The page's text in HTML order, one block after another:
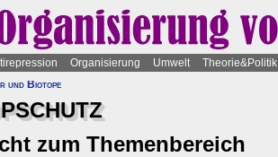
Organisierung Umwelt Theorie&Politik
und Biotope
zum Themenbereich